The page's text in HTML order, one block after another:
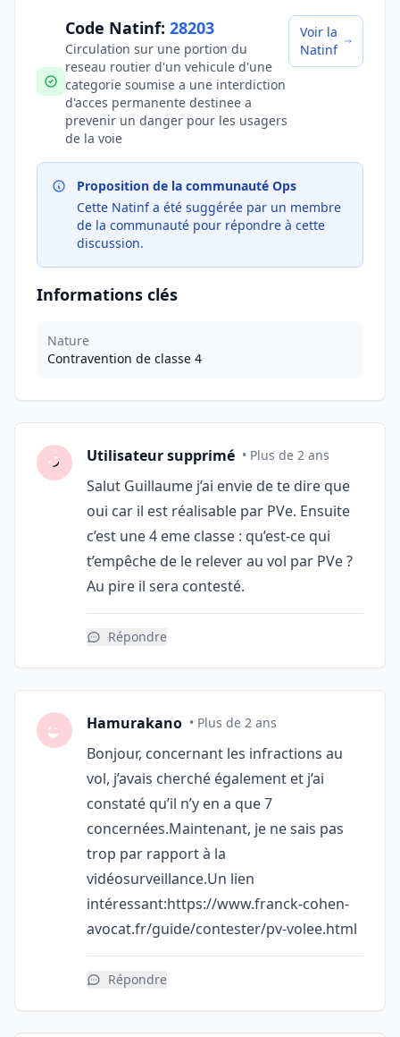
Code Natinf: 28203
Circulation sur une portion du
reseau routier d'un vehicule d'une
categorie soumise a une interdiction
d'acces permanente destinee a
prevenir un danger pour les usagers
de la voie
Voir la
Natinf
Proposition de la communauté Ops
Cette Natinf a été suggérée par un membre
de la communauté pour répondre à cette
discussion.
Informations clés
Nature
Contravention de classe 4
Utilisateur supprimé • Plus de 2 ans
Salut Guillaume j’ai envie de te dire que
oui car il est réalisable par PVe. Ensuite
c’est une 4 eme classe : qu’est-ce qui
t’empêche de le relever au vol par PVe ?
Au pire il sera contesté.
Répondre
Hamurakano • Plus de 2 ans
Bonjour, concernant les infractions au
vol, j’avais cherché également et j’ai
constaté qu’il n’y en a que 7
concernées.Maintenant, je ne sais pas
trop par rapport à la
vidéosurveillance.Un lien
intéressant:https://www.franck-cohen-
avocat.fr/guide/contester/pv-volee.html
Répondre